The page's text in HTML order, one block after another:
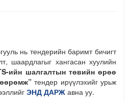
нь тендерийн баримт бичигт
шаардлагыг хангасан хуулийн
ийн шалгалтын төвийн өрөө
тендер ирүүлэхийг урьж
ЭНД ДАРЖ авна уу.